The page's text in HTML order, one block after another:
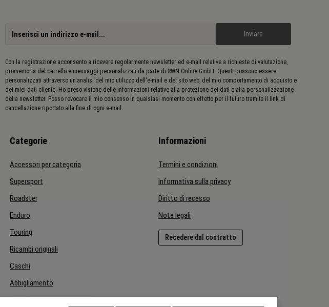
Inviare
Con la registrazione acconsento a ricevere regolarmente newsletter ed e-mail relative a richieste di valutazione,
promemoria del carrello e messaggi personalizzati da parte di RWN Online GmbH. Questi possono essere
personalizzati attraverso un'analisi del mio utilizzo dell'e-mail e del sito web, del mio comportamento di acquisto e
dei miei dati cliente. Ho preso visione delle informazioni relative alla protezione dei dati e alla personalizzazione
della newsletter. Posso revocare il mio consenso in qualsiasi momento con effetto per il futuro tramite il link di
cancellazione riportato alla fine di ogni e-mail.
Categorie
Accessori per categoria
Supersport
Roadster
Enduro
Touring
Ricambi originali
Caschi
Abbigliamento
Kit di ispezione per scooter
Informazioni
Termini e condizioni
Informativa sulla privacy
Diritto di recesso
Note legali
Recedere dal contratto